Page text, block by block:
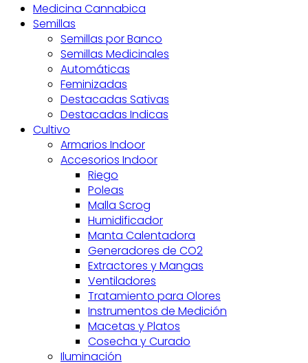
Medicina Cannabica
Semillas
Semillas por Banco
Semillas Medicinales
Automáticas
Feminizadas
Destacadas Sativas
Destacadas Indicas
Cultivo
Armarios Indoor
Accesorios Indoor
Riego
Poleas
Malla Scrog
Humidificador
Manta Calentadora
Generadores de CO2
Extractores y Mangas
Ventiladores
Tratamiento para Olores
Instrumentos de Medición
Macetas y Platos
Cosecha y Curado
Iluminación